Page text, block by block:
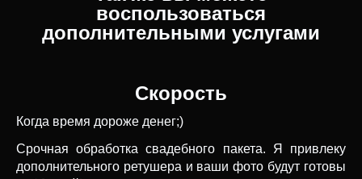
воспользоваться
дополнительными услугами
Скорость
Когда время дороже денег;)
Срочная обработка свадебного пакета. Я привлеку
дополнительного ретушера и ваши фото будут готовы